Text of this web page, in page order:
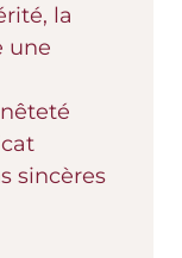
la
une
sincères